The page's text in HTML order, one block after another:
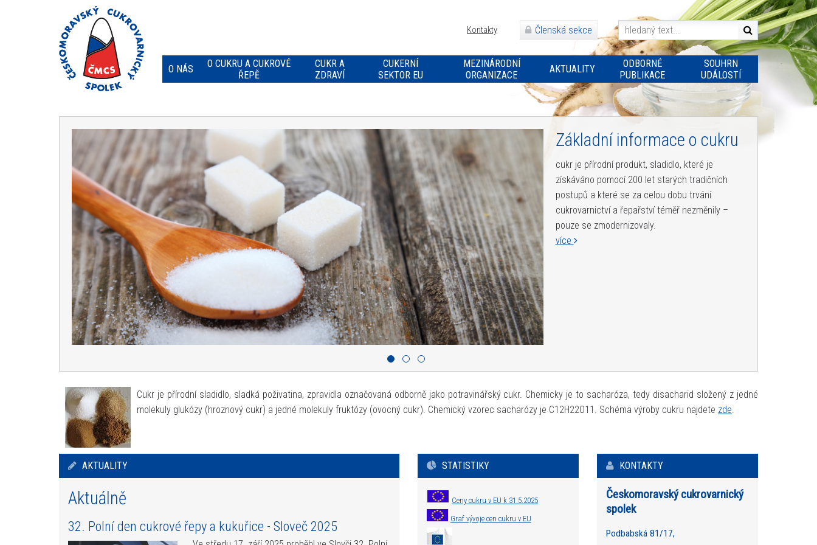
Kontakty Členská sekce
O NÁS
O CUKRU A CUKROVÉ
ŘEPĚ
CUKR A
ZDRAVÍ
CUKERNÍ
SEKTOR EU
MEZINÁRODNÍ
ORGANIZACE
AKTUALITY
ODBORNÉ
PUBLIKACE
SOUHRN
UDÁLOSTÍ
Základní informace o cukru
cukr je přírodní produkt, sladidlo, které je
získáváno pomocí 200 let starých tradičních
postupů a které se za celou dobu trvání
cukrovarnictví a řepařství téměř nezměnily –
pouze se zmodernizovaly.
více
Cukr je přírodní sladidlo, sladká poživatina, zpravidla označovaná odborně jako potravinářský cukr. Chemicky je to sacharóza, tedy disacharid složený z jedné
molekuly glukózy (hroznový cukr) a jedné molekuly fruktózy (ovocný cukr). Chemický vzorec sacharózy je C12H22O11. Schéma výroby cukru najdete zde.
AKTUALITY
Aktuálně
32. Polní den cukrové řepy a kukuřice - Sloveč 2025
STATISTIKY
Ceny cukru v EU k 31.5.2025
Graf vývoje cen cukru v EU
KONTAKTY
Českomoravský cukrovarnický
spolek
Podbabská 81/17,